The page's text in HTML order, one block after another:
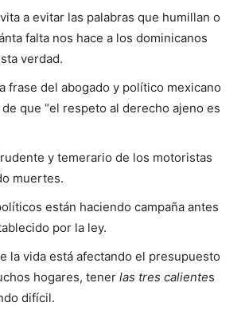
a evitar las palabras que humillan o
falta nos hace a los dominicanos
verdad.
frase del abogado y político mexicano
que “el respeto al derecho ajeno es
y temerario de los motoristas
muertes.
están haciendo campaña antes
por la ley.
la vida está afectando el presupuesto
hogares, tener las tres calientes
difícil.